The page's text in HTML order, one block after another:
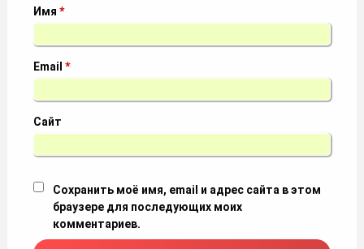
Имя *
Email *
Сайт
Сохранить моё имя, email и адрес сайта в этом
браузере для последующих моих
комментариев.